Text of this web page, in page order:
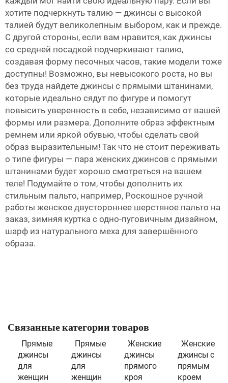
хотите подчеркнуть талию — джинсы с высокой
талией будут великолепным выбором, как и прежде.
С другой стороны, если вам нравится, как джинсы
со средней посадкой подчеркивают талию,
создавая форму песочных часов, такие модели тоже
доступны! Возможно, вы невысокого роста, но вы
без труда найдете джинсы с прямыми штанинами,
которые идеально сядут по фигуре и помогут
повысить уверенность в себе, независимо от вашей
формы или размера. Дополните образ эффектным
ремнем или яркой обувью, чтобы сделать свой
образ выразительным! Так что не стоит переживать
о типе фигуры — пара женских джинсов с прямыми
штанинами будет хорошо смотреться на вашем
теле! Подумайте о том, чтобы дополнить их
стильным пальто, например, Роскошное ручной
работы женское двустороннее шерстяное пальто на
заказ, зимняя куртка с одно-пуговичным дизайном,
шарф из натурального меха для завершённого
образа.
Связанные категории товаров
Прямые
джинсы
для
женщин
Прямые
джинсы
для
женщин
Женские
джинсы
прямого
кроя
Женские
джинсы с
прямым
кроем